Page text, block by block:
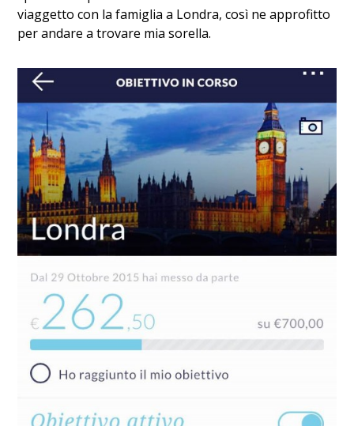
viaggetto con la famiglia a Londra, così ne approfitto
per andare a trovare mia sorella.